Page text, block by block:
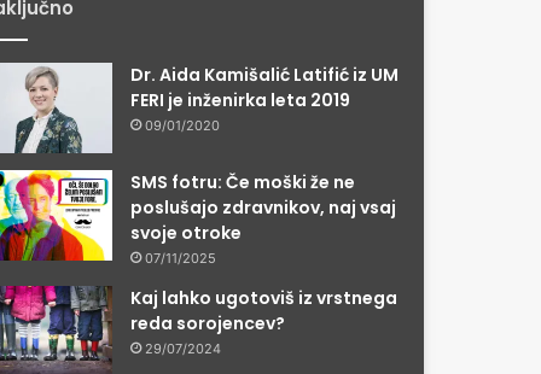
Dr. Aida Kamišalić Latifić iz UM
FERI je inženirka leta 2019
09/01/2020
SMS fotru: Če moški že ne
poslušajo zdravnikov, naj vsaj
svoje otroke
07/11/2025
Kaj lahko ugotoviš iz vrstnega
reda sorojencev?
29/07/2024